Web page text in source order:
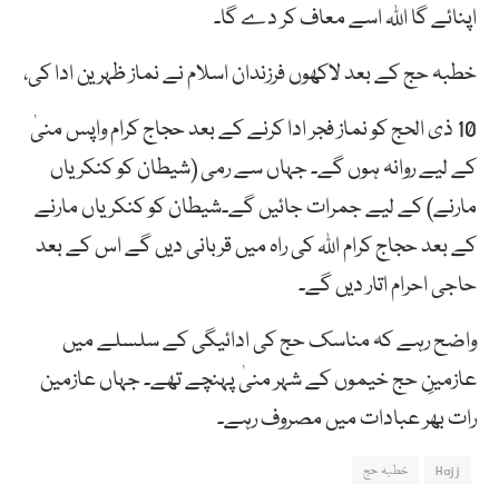
اپنائے گا اللہ اسے معاف کر دے گا۔
خطبہ حج کے بعد لاکھوں فرزندان اسلام نے نماز ظہرین ادا کی،
10 ذی الحج کو نماز فجر ادا کرنے کے بعد حجاج کرام واپس منیٰ
کے لیے روانہ ہوں گے۔ جہاں سے رمی (شیطان کو کنکریاں
مارنے) کے لیے جمرات جائیں گے۔شیطان کو کنکریاں مارنے
کے بعد حجاج کرام اللہ کی راہ میں قربانی دیں گے اس کے بعد
حاجی احرام اتار دیں گے۔
واضح رہے کہ مناسک حج کی ادائیگی کے سلسلے میں
عازمینِ حج خیموں کے شہر منیٰ پہنچے تھے۔ جہاں عازمین
رات بھر عبادات میں مصروف رہے۔
Hajj خطبہ حج